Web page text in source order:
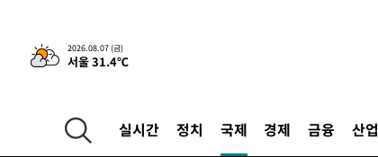
2026.08.07 (금)
서울 31.4℃
실시간 정치 국제 경제 금융 산업
-6069초 전 >[속보] SKT, 에이닷 서비스 장애 발생…"원인 파악 중"
-5475초 전 >[속보]합참 "북, 동해상으로 미상 발사체 발사"
-4830초 전 >
[속보]7~9일 프로야구 3연전도 폭염 취소…11일 재개
-4492초 전 >